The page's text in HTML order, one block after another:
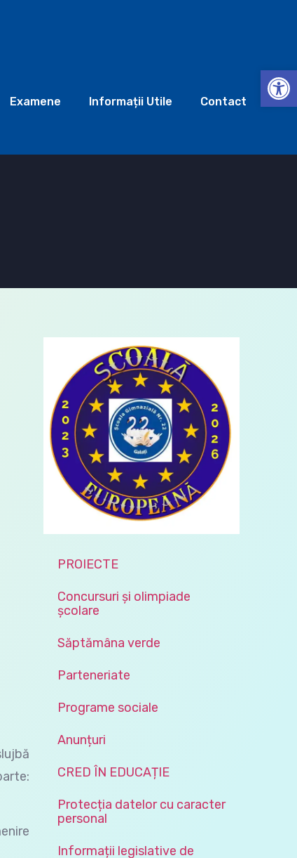
Examene Informații Utile Contact
PROIECTE
Concursuri și olimpiade
școlare
Săptămâna verde
Parteneriate
Programe sociale
Anunțuri
CRED ÎN EDUCAȚIE
Protecția datelor cu caracter
personal
Informații legislative de